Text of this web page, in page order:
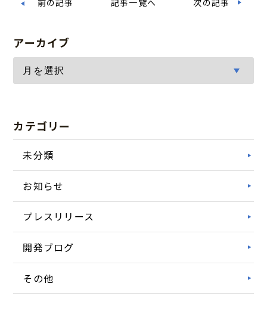
前の記事 記事一覧へ 次の記事
アーカイブ
カテゴリー
未分類
お知らせ
プレスリリース
開発ブログ
その他